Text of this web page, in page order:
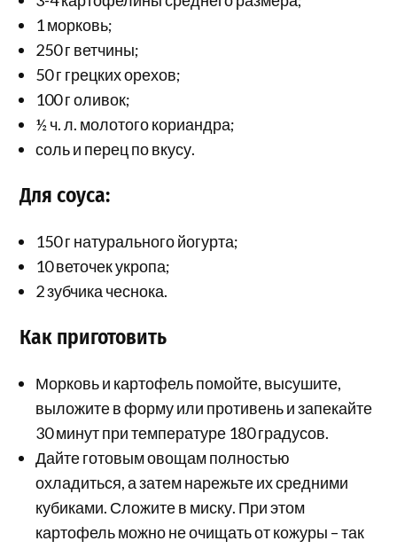
1 морковь;
250 г ветчины;
50 г грецких орехов;
100 г оливок;
½ ч. л. молотого кориандра;
соль и перец по вкусу.
Для соуса:
150 г натурального йогурта;
10 веточек укропа;
2 зубчика чеснока.
Как приготовить
Морковь и картофель помойте, высушите,
выложите в форму или противень и запекайте
30 минут при температуре 180 градусов.
Дайте готовым овощам полностью
охладиться, а затем нарежьте их средними
кубиками. Сложите в миску. При этом
картофель можно не очищать от кожуры – так